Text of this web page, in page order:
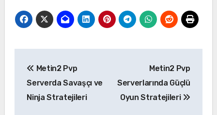
gezinmesi
Metin2 Pvp
Serverda Savaşçı ve
Ninja Stratejileri
Metin2 Pvp
Serverlarında Güçlü
Oyun Stratejileri